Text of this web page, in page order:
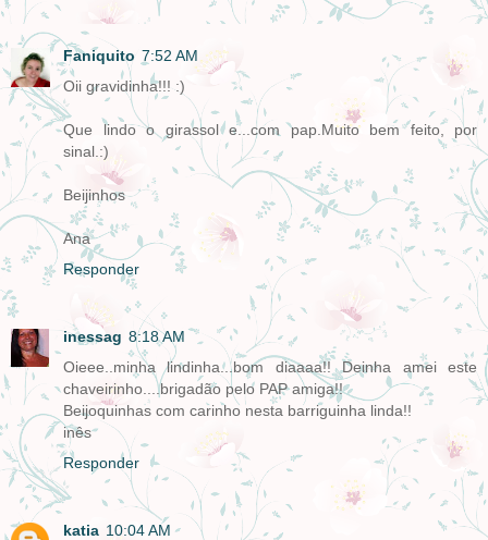
Faniquito 7:52 AM
Oii gravidinha!!! :)
Que lindo o girassol e...com pap.Muito bem feito, por
sinal.:)
Beijinhos
Ana
Responder
inessag 8:18 AM
Oieee..minha lindinha...bom diaaaa!! Deinha amei este
chaveirinho....brigadão pelo PAP amiga!!
Beijoquinhas com carinho nesta barriguinha linda!!
inês
Responder
katia 10:04 AM